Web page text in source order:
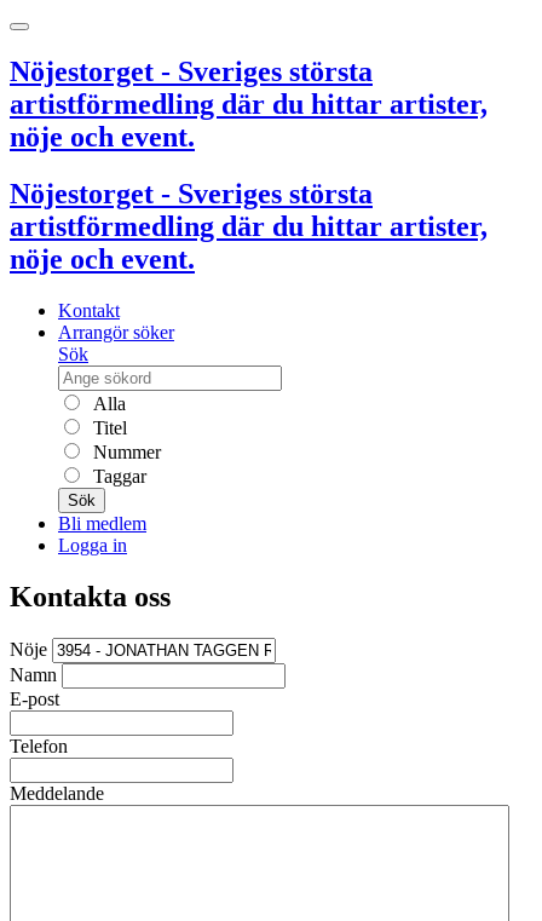
Nöjestorget - Sveriges största
artistförmedling där du hittar artister,
nöje och event.
Nöjestorget - Sveriges största
artistförmedling där du hittar artister,
nöje och event.
Kontakt
Arrangör söker
Sök
Alla
Titel
Nummer
Taggar
Sök
Bli medlem
Logga in
Kontakta oss
Nöje
Namn
E-post
Telefon
Meddelande